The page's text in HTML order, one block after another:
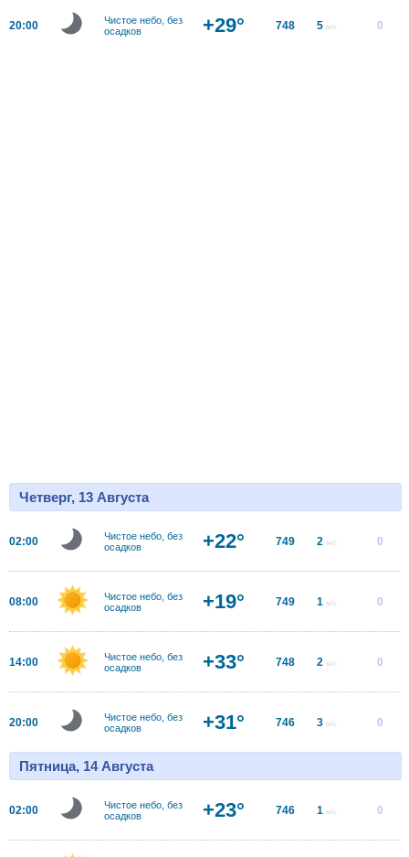
20:00
Чистое небо, без
осадков
+29° 748 5 м/с 0
Четверг, 13 Августа
02:00
Чистое небо, без
осадков
+22° 749 2 м/с 0
08:00
Чистое небо, без
осадков
+19° 749 1 м/с 0
14:00
Чистое небо, без
осадков
+33° 748 2 м/с 0
20:00
Чистое небо, без
осадков
+31° 746 3 м/с 0
Пятница, 14 Августа
02:00
Чистое небо, без
осадков
+23° 746 1 м/с 0